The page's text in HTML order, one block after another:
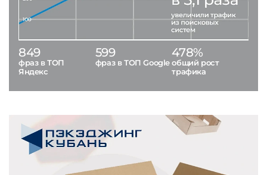
849
фраз в ТОП
Яндекс
599
фраз в ТОП Google
478%
общий рост
трафика